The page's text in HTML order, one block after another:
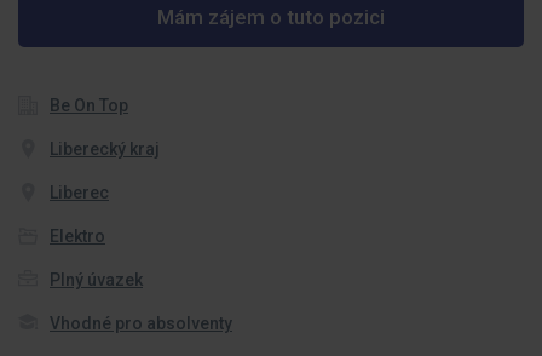
Mám zájem o tuto pozici
Be On Top
Liberecký kraj
Liberec
Elektro
Plný úvazek
Vhodné pro absolventy